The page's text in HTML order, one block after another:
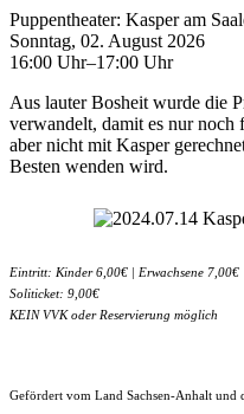
Puppentheater: Kasper am
Sonntag, 02. August 2026
16:00 Uhr–17:00 Uhr
Aus lauter Bosheit wurde die
verwandelt, damit es nur noch
aber nicht mit Kasper
Besten wenden wird.
Eintritt: Kinder 6,00€ | Erwachsene
Soliticket: 9,00€
KEIN VVK oder Reservierung möglich
Gefördert vom Land Sachsen-Anhalt und